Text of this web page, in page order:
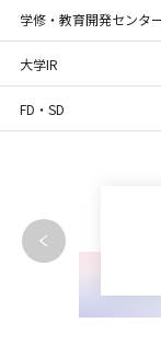
学修・教育開発センター
大学IR
FD・SD